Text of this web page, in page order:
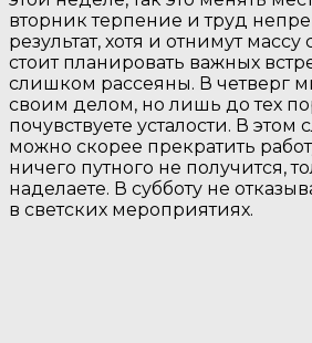
вторник терпение и труд
результат, хотя и отнимут
стоит планировать важных
слишком рассеяны. В четверг
своим делом, но лишь до тех
почувствуете усталости. В этом
можно скорее прекратить
ничего путного не получится,
наделаете. В субботу не
в светских мероприятиях.